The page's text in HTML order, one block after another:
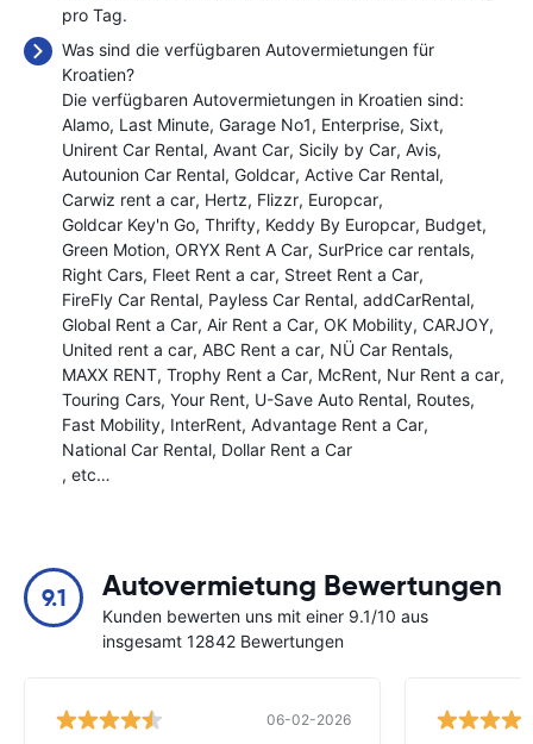
pro Tag.
Was sind die verfügbaren Autovermietungen für
Kroatien?
Die verfügbaren Autovermietungen in Kroatien sind:
Alamo Last Minute Garage No1 Enterprise Sixt
Unirent Car Rental Avant Car Sicily by Car Avis
Autounion Car Rental Goldcar Active Car Rental
Carwiz rent a car Hertz Flizzr Europcar
Goldcar Key'n Go Thrifty Keddy By Europcar Budget
Green Motion ORYX Rent A Car SurPrice car rentals
Right Cars Fleet Rent a car Street Rent a Car
FireFly Car Rental Payless Car Rental addCarRental
Global Rent a Car Air Rent a Car OK Mobility CARJOY
United rent a car ABC Rent a car NÜ Car Rentals
MAXX RENT Trophy Rent a Car McRent Nur Rent a car
Touring Cars Your Rent U-Save Auto Rental Routes
Fast Mobility InterRent Advantage Rent a Car
National Car Rental Dollar Rent a Car
, etc…
9.1 Autovermietung Bewertungen
Kunden bewerten uns mit einer 9.1/10 aus
insgesamt 12842 Bewertungen
06-02-2026